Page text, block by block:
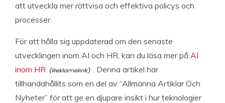
att utveckla mer rättvisa och effektiva policys och
processer.
För att hålla sig uppdaterad om den senaste
utvecklingen inom AI och HR, kan du läsa mer på AI
inom HR
. Denna artikel har
tillhandahållits som en del av “Allmänna Artiklar Och
Nyheter” för att ge en djupare insikt i hur teknologier